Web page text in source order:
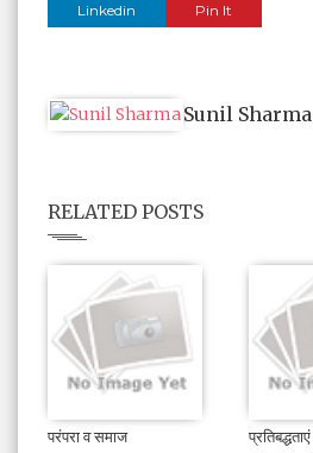
Linkedin Pin It
Sunil Sharma
RELATED POSTS
परंपरा व समाज प्रतिबद्धताएं